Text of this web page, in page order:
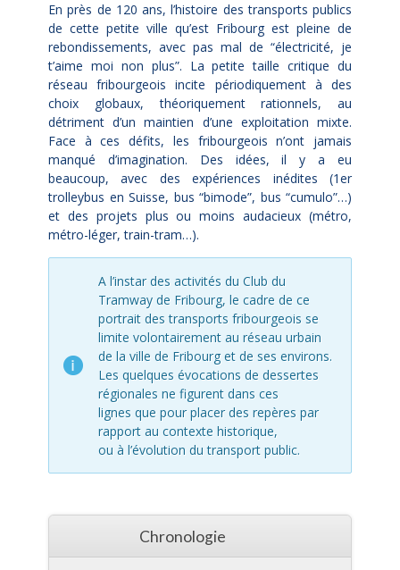
En près de 120 ans, l’histoire des transports publics
de cette petite ville qu’est Fribourg est pleine de
rebondissements, avec pas mal de “électricité, je
t’aime moi non plus”. La petite taille critique du
réseau fribourgeois incite périodiquement à des
choix globaux, théoriquement rationnels, au
détriment d’un maintien d’une exploitation mixte.
Face à ces défits, les fribourgeois n’ont jamais
manqué d’imagination. Des idées, il y a eu
beaucoup, avec des expériences inédites (1er
trolleybus en Suisse, bus “bimode”, bus “cumulo”…)
et des projets plus ou moins audacieux (métro,
métro-léger, train-tram…).
A l’instar des activités du Club du
Tramway de Fribourg, le cadre de ce
portrait des transports fribourgeois se
limite volontairement au réseau urbain
de la ville de Fribourg et de ses environs.
Les quelques évocations de dessertes
régionales ne figurent dans ces
lignes que pour placer des repères par
rapport au contexte historique,
ou à l’évolution du transport public.
Chronologie